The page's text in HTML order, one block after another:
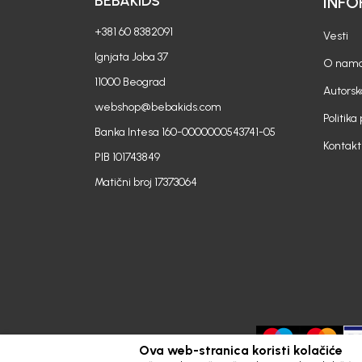
+381 60 8382091
Ignjata Joba 37
11000 Beograd
webshop@bebakids.com
Banka Intesa 160-0000000543741-05
PIB 101743849
Matični broj 17373064
Vesti
O
Politika
Kontakt
Ova web-stranica koristi kolačiće